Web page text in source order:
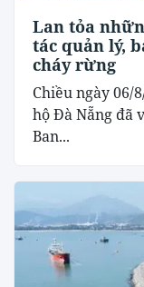
Lan tỏa
tác quản lý,
cháy rừng
Chiều ngày 06/
hộ Đà Nẵng đã
Ban...